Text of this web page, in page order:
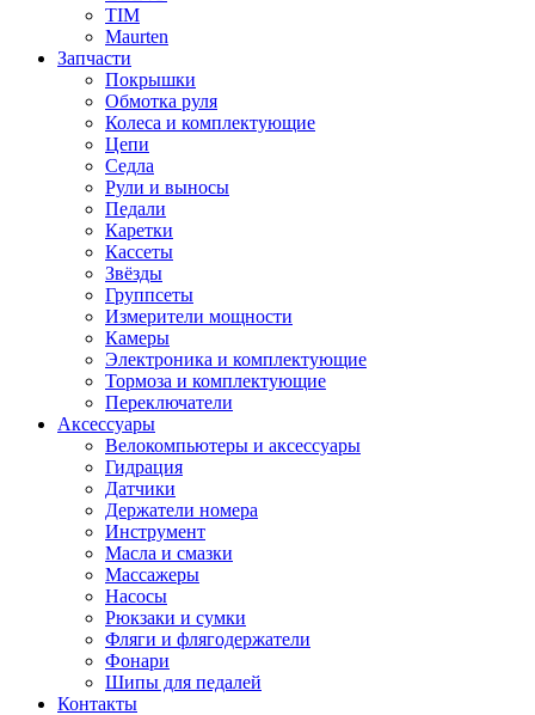
TIM
Maurten
Запчасти
Покрышки
Обмотка руля
Колеса и комплектующие
Цепи
Седла
Рули и выносы
Педали
Каретки
Кассеты
Звёзды
Группсеты
Измерители мощности
Камеры
Электроника и комплектующие
Тормоза и комплектующие
Переключатели
Аксессуары
Велокомпьютеры и аксессуары
Гидрация
Датчики
Держатели номера
Инструмент
Масла и смазки
Массажеры
Насосы
Рюкзаки и сумки
Фляги и флягодержатели
Фонари
Шипы для педалей
Контакты